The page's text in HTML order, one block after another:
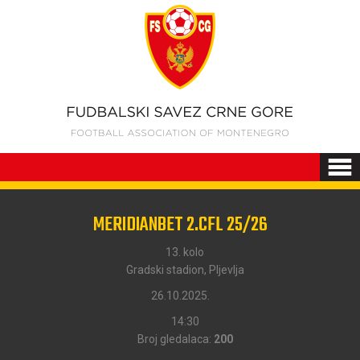
MERIDIANBET 2.CFL 25/26
13. kolo
Gradski stadion, Pljevlja
26.10.2025.
14:30
Broj gledalaca: 200